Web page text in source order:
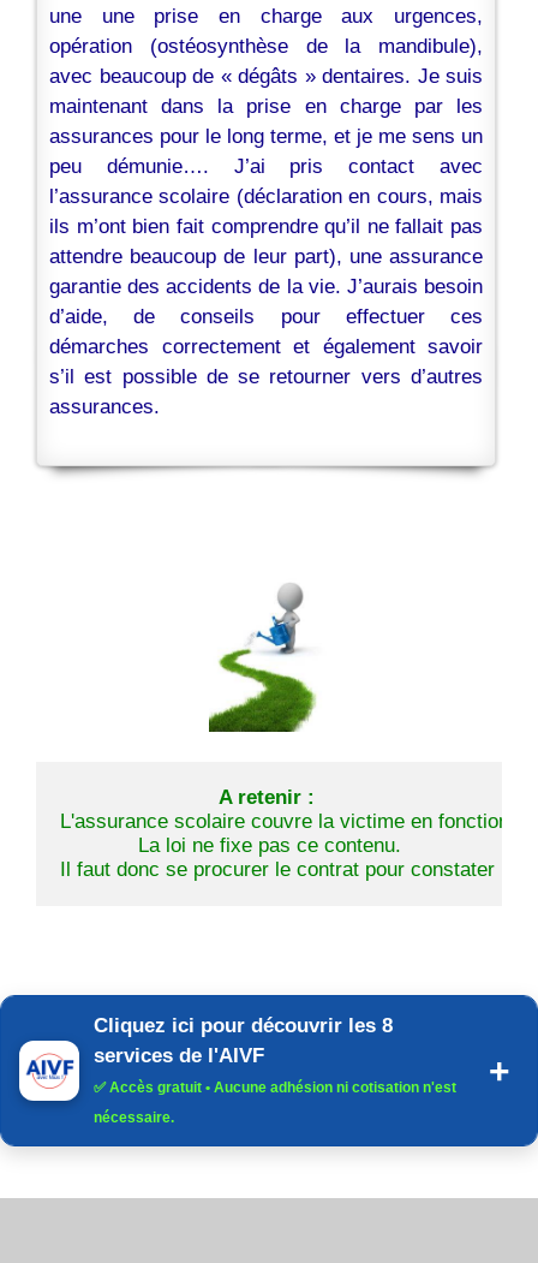
une une prise en charge aux urgences,
opération (ostéosynthèse de la mandibule),
avec beaucoup de « dégâts » dentaires. Je suis
maintenant dans la prise en charge par les
assurances pour le long terme, et je me sens un
peu démunie…. J’ai pris contact avec
l’assurance scolaire (déclaration en cours, mais
ils m’ont bien fait comprendre qu’il ne fallait pas
attendre beaucoup de leur part), une assurance
garantie des accidents de la vie. J’aurais besoin
d’aide, de conseils pour effectuer ces
démarches correctement et également savoir
s’il est possible de se retourner vers d’autres
assurances.
A retenir :
L'assurance scolaire couvre la victime en fonction
La loi ne fixe pas ce contenu.
Il faut donc se procurer le contrat pour constater les
Cliquez ici pour découvrir les 8
services de l'AIVF
✅Accès gratuit • Aucune adhésion ni cotisation n'est
nécessaire.